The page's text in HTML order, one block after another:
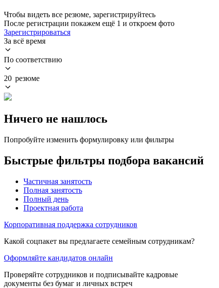
Чтобы видеть все резюме, зарегистрируйтесь
После регистрации покажем ещё 1 и откроем фото
Зарегистрироваться
За всё время
По соответствию
20 резюме
Ничего не нашлось
Попробуйте изменить формулировку или фильтры
Быстрые фильтры подбора вакансий
Частичная занятость
Полная занятость
Полный день
Проектная работа
Корпоративная поддержка сотрудников
Какой соцпакет вы предлагаете семейным сотрудникам?
Оформляйте кандидатов онлайн
Проверяйте сотрудников и подписывайте кадровые
документы без бумаг и личных встреч